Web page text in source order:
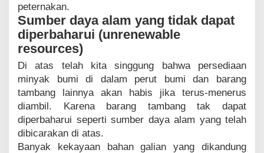
peternakan.
Sumber daya alam yang tidak dapat
diperbaharui (unrenewable
resources)
Di atas telah kita singgung bahwa persediaan
minyak bumi di dalam perut bumi dan barang
tambang lainnya akan habis jika terus-menerus
diambil. Karena barang tambang tak dapat
diperbaharui seperti sumber daya alam yang telah
dibicarakan di atas.
Banyak kekayaan bahan galian yang dikandung